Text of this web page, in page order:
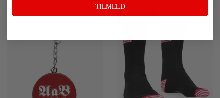
Spar 50%
TILMELD